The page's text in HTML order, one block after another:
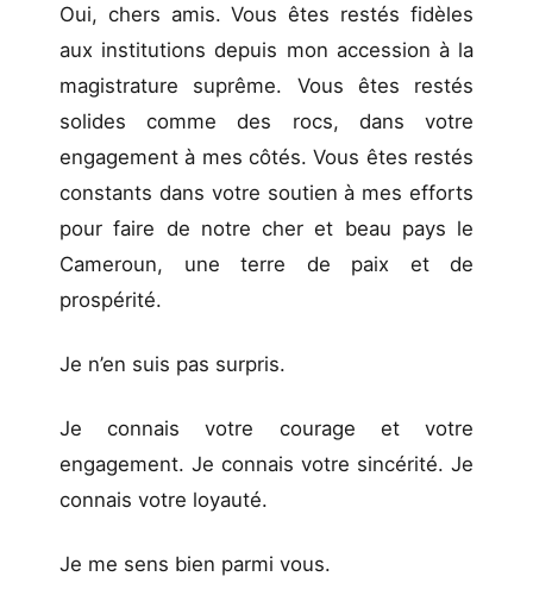
Oui, chers amis. Vous êtes restés fidèles
aux institutions depuis mon accession à la
magistrature suprême. Vous êtes restés
solides comme des rocs, dans votre
engagement à mes côtés. Vous êtes restés
constants dans votre soutien à mes efforts
pour faire de notre cher et beau pays le
Cameroun, une terre de paix et de
prospérité.
Je n’en suis pas surpris.
Je connais votre courage et votre
engagement. Je connais votre sincérité. Je
connais votre loyauté.
Je me sens bien parmi vous.